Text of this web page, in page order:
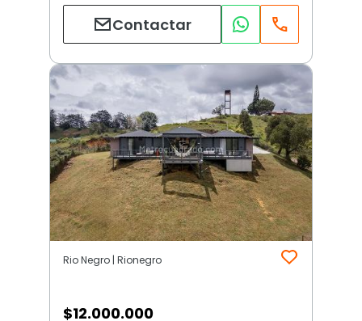
Contactar
Rio Negro | Rionegro
$12.000.000